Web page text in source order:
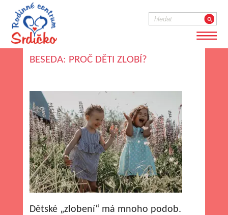
BESEDA: PROČ DĚTI ZLOBÍ?
Dětské „zlobení“ má mnoho podob.